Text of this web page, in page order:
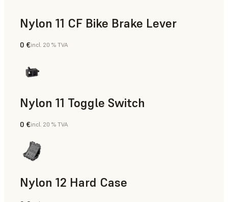
Nylon 11 CF Bike Brake Lever
Poudre SLS
0 €incl. 20 % TVA
Nylon 11 Toggle Switch
Poudre SLS
0 €incl. 20 % TVA
Nylon 12 Hard Case